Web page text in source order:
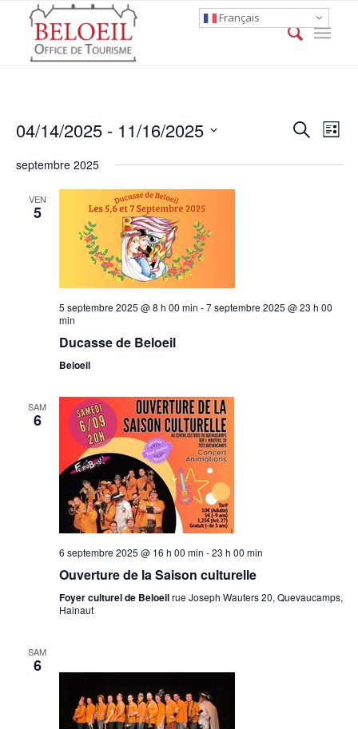
Events
Search
List
04/14/2025 - 11/16/2025
date.
septembre 2025
VEN
5
5 septembre 2025 @ 8 h 00 min -7 septembre 2025 @ 23 h 00
min
Ducasse de Beloeil
Beloeil
SAM
6
6 septembre 2025 @ 16 h 00 min -23 h 00 min
Ouverture de la Saison culturelle
Foyer culturel de Beloeilrue Joseph Wauters 20, Quevaucamps,
Hainaut
SAM
6
Français